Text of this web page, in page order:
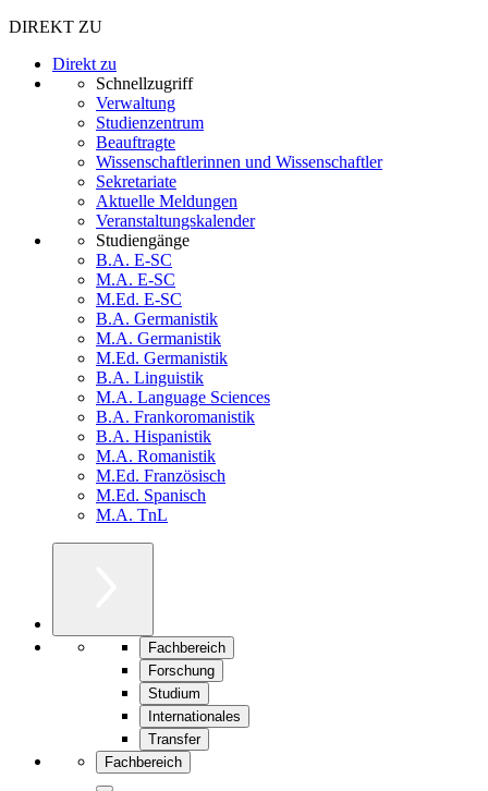
DIREKT ZU
Direkt zu
Schnellzugriff
Verwaltung
Studienzentrum
Beauftragte
Wissenschaftlerinnen und Wissenschaftler
Sekretariate
Aktuelle Meldungen
Veranstaltungskalender
Studiengänge
B.A. E-SC
M.A. E-SC
M.Ed. E-SC
B.A. Germanistik
M.A. Germanistik
M.Ed. Germanistik
B.A. Linguistik
M.A. Language Sciences
B.A. Frankoromanistik
B.A. Hispanistik
M.A. Romanistik
M.Ed. Französisch
M.Ed. Spanisch
M.A. TnL
Fachbereich
Forschung
Studium
Internationales
Transfer
Fachbereich